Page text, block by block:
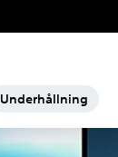
Underhållning